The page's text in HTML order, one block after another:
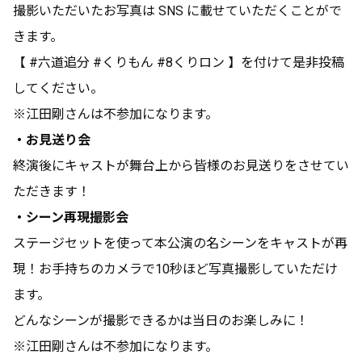
撮影いただいたお写真は SNS に載せていただくことがで
きます。
【 #六道追分 #くりもん #8くりロン 】を付けて是⾮投稿
してください。
※江田剛さんは不参加になります。
・お見送り会
終演後にキャストが舞台上から皆様のお見送りをさせてい
ただきます！
・シーン再現撮影会
ステージセットを使って本公演の名シーンをキャストが再
現！お⼿持ちのカメラで10秒ほど写真撮影していただけ
ます。
どんなシーンが撮影できるかは当⽇のお楽しみに！
※江田剛さんは不参加になります。